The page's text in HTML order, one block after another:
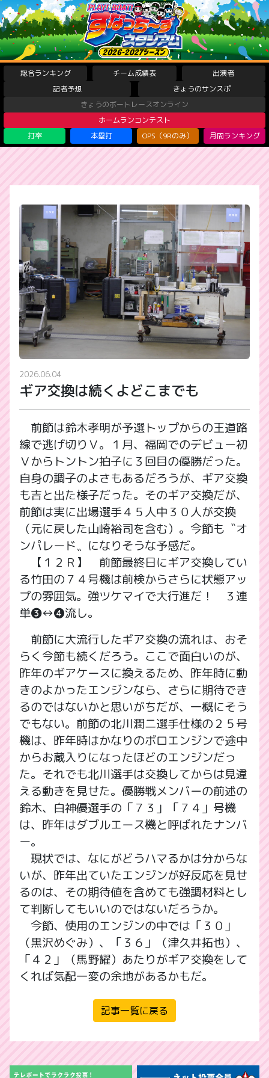
総合ランキング チーム成績表
出演者
記者予想
きょうのサンスポ
きょうのボートレースオンライン
ホームランコンテスト
打率
本塁打 OPS（9Rのみ） 月間ランキング
2026.06.04
ギア交換は続くよどこまでも
前節は鈴木孝明が予選トップからの王道路
線で逃げ切りＶ。１月、福岡でのデビュー初
Ｖからトントン拍子に３回目の優勝だった。
自身の調子のよさもあるだろうが、ギア交換
も吉と出た様子だった。そのギア交換だが、
前節は実に出場選手４５人中３０人が交換
（元に戻した山崎裕司を含む）。今節も〝オ
ンパレード〟になりそうな予感だ。
【１２Ｒ】 前節最終日にギア交換してい
る竹田の７４号機は前検からさらに状態アッ
プの雰囲気。強ツケマイで大行進だ！ ３連
単❸↔❹流し。
前節に大流行したギア交換の流れは、おそ
らく今節も続くだろう。ここで面白いのが、
昨年のギアケースに換えるため、昨年時に動
きのよかったエンジンなら、さらに期待でき
るのではないかと思いがちだが、一概にそう
でもない。前節の北川潤二選手仕様の２５号
機は、昨年時はかなりのボロエンジンで途中
からお蔵入りになったほどのエンジンだっ
た。それでも北川選手は交換してからは見違
える動きを見せた。優勝戦メンバーの前述の
鈴木、白神優選手の「７３」「７４」号機
は、昨年はダブルエース機と呼ばれたナンバ
ー。
現状では、なにがどうハマるかは分からな
いが、昨年出ていたエンジンが好反応を見せ
るのは、その期待値を含めても強調材料とし
て判断してもいいのではないだろうか。
今節、使用のエンジンの中では「３０」
（黒沢めぐみ）、「３６」（津久井拓也）、
「４２」（馬野耀）あたりがギア交換をして
くれば気配一変の余地があるかもだ。
記事一覧に戻る